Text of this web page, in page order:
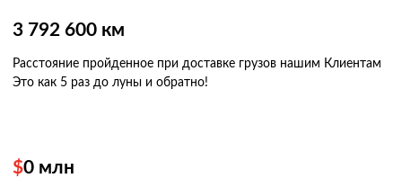
3 792 600 км
Расстояние пройденное при доставке грузов нашим Клиентам
Это как 5 раз до луны и обратно!
$0 млн